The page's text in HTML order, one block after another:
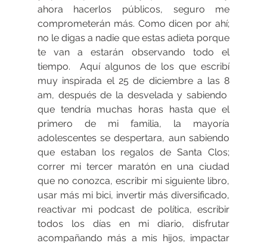
ahora hacerlos públicos, seguro me
comprometerán más. Como dicen por ahí;
no le digas a nadie que estas adieta porque
te van a estarán observando todo el
tiempo.  Aquí algunos de los que escribí
muy inspirada el 25 de diciembre a las 8
am, después de la desvelada y sabiendo
que tendría muchas horas hasta que el
primero de mi familia, la mayoría
adolescentes se despertara, aun sabiendo
que estaban los regalos de Santa Clos;
correr mi tercer maratón en una ciudad
que no conozca, escribir mi siguiente libro,
usar más mi bici, invertir más diversificado,
reactivar mi podcast de política, escribir
todos los días en mi diario, disfrutar
acompañando más a mis hijos, impactar